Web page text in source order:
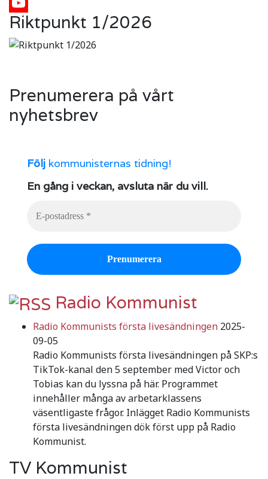
X
YouTube
Riktpunkt 1/2026
Prenumerera på vårt
nyhetsbrev
Följ kommunisternas tidning!
En gång i veckan, avsluta när du vill.
Radio Kommunist
Radio Kommunists första livesändningen 2025-
09-05
Radio Kommunists första livesändningen på SKP:s
TikTok-kanal den 5 september med Victor och
Tobias kan du lyssna på här. Programmet
innehåller många av arbetarklassens
väsentligaste frågor. Inlägget Radio Kommunists
första livesändningen dök först upp på Radio
Kommunist.
TV Kommunist